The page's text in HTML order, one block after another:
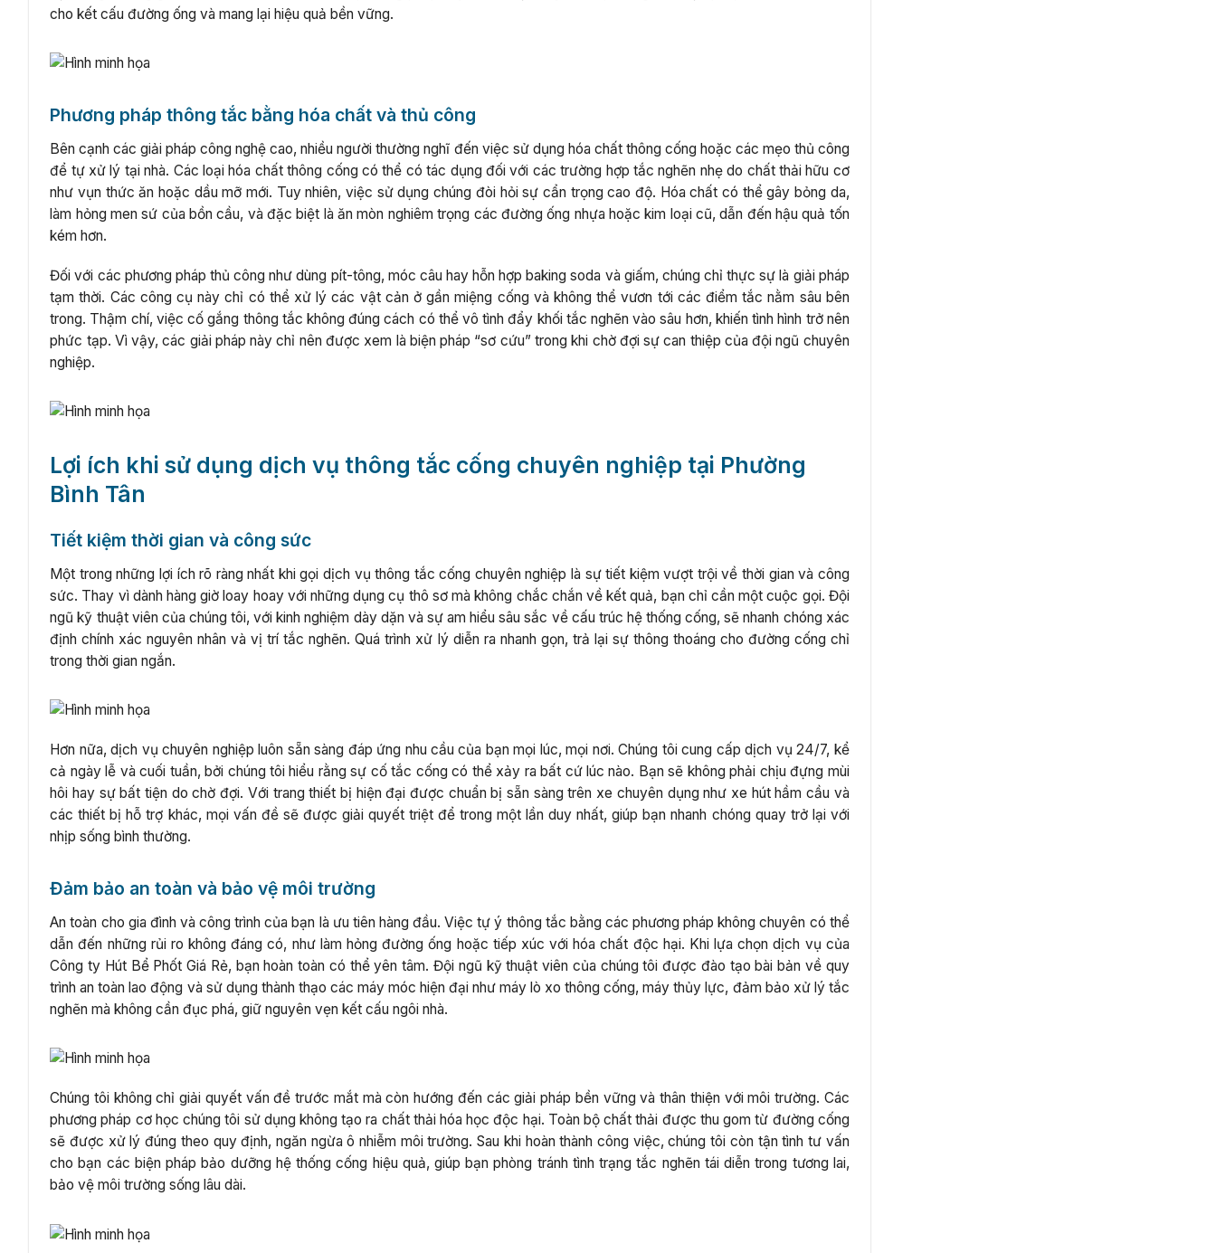
cho kết cấu đường ống và mang lại hiệu quả bền vững.
Phương pháp thông tắc bằng hóa chất và thủ công
Bên cạnh các giải pháp công nghệ cao, nhiều người thường nghĩ đến việc sử dụng hóa chất thông cống hoặc các mẹo thủ công
để tự xử lý tại nhà. Các loại hóa chất thông cống có thể có tác dụng đối với các trường hợp tắc nghẽn nhẹ do chất thải hữu cơ
như vụn thức ăn hoặc dầu mỡ mới. Tuy nhiên, việc sử dụng chúng đòi hỏi sự cẩn trọng cao độ. Hóa chất có thể gây bỏng da,
làm hỏng men sứ của bồn cầu, và đặc biệt là ăn mòn nghiêm trọng các đường ống nhựa hoặc kim loại cũ, dẫn đến hậu quả tốn
kém hơn.
Đối với các phương pháp thủ công như dùng pít-tông, móc câu hay hỗn hợp baking soda và giấm, chúng chỉ thực sự là giải pháp
tạm thời. Các công cụ này chỉ có thể xử lý các vật cản ở gần miệng cống và không thể vươn tới các điểm tắc nằm sâu bên
trong. Thậm chí, việc cố gắng thông tắc không đúng cách có thể vô tình đẩy khối tắc nghẽn vào sâu hơn, khiến tình hình trở nên
phức tạp. Vì vậy, các giải pháp này chỉ nên được xem là biện pháp “sơ cứu” trong khi chờ đợi sự can thiệp của đội ngũ chuyên
nghiệp.
Lợi ích khi sử dụng dịch vụ thông tắc cống chuyên nghiệp tại Phường
Bình Tân
Tiết kiệm thời gian và công sức
Một trong những lợi ích rõ ràng nhất khi gọi dịch vụ thông tắc cống chuyên nghiệp là sự tiết kiệm vượt trội về thời gian và công
sức. Thay vì dành hàng giờ loay hoay với những dụng cụ thô sơ mà không chắc chắn về kết quả, bạn chỉ cần một cuộc gọi. Đội
ngũ kỹ thuật viên của chúng tôi, với kinh nghiệm dày dặn và sự am hiểu sâu sắc về cấu trúc hệ thống cống, sẽ nhanh chóng xác
định chính xác nguyên nhân và vị trí tắc nghẽn. Quá trình xử lý diễn ra nhanh gọn, trả lại sự thông thoáng cho đường cống chỉ
trong thời gian ngắn.
Hơn nữa, dịch vụ chuyên nghiệp luôn sẵn sàng đáp ứng nhu cầu của bạn mọi lúc, mọi nơi. Chúng tôi cung cấp dịch vụ 24/7, kể
cả ngày lễ và cuối tuần, bởi chúng tôi hiểu rằng sự cố tắc cống có thể xảy ra bất cứ lúc nào. Bạn sẽ không phải chịu đựng mùi
hôi hay sự bất tiện do chờ đợi. Với trang thiết bị hiện đại được chuẩn bị sẵn sàng trên xe chuyên dụng như xe hút hầm cầu và
các thiết bị hỗ trợ khác, mọi vấn đề sẽ được giải quyết triệt để trong một lần duy nhất, giúp bạn nhanh chóng quay trở lại với
nhịp sống bình thường.
Đảm bảo an toàn và bảo vệ môi trường
An toàn cho gia đình và công trình của bạn là ưu tiên hàng đầu. Việc tự ý thông tắc bằng các phương pháp không chuyên có thể
dẫn đến những rủi ro không đáng có, như làm hỏng đường ống hoặc tiếp xúc với hóa chất độc hại. Khi lựa chọn dịch vụ của
Công ty Hút Bể Phốt Giá Rẻ, bạn hoàn toàn có thể yên tâm. Đội ngũ kỹ thuật viên của chúng tôi được đào tạo bài bản về quy
trình an toàn lao động và sử dụng thành thạo các máy móc hiện đại như máy lò xo thông cống, máy thủy lực, đảm bảo xử lý tắc
nghẽn mà không cần đục phá, giữ nguyên vẹn kết cấu ngôi nhà.
Chúng tôi không chỉ giải quyết vấn đề trước mắt mà còn hướng đến các giải pháp bền vững và thân thiện với môi trường. Các
phương pháp cơ học chúng tôi sử dụng không tạo ra chất thải hóa học độc hại. Toàn bộ chất thải được thu gom từ đường cống
sẽ được xử lý đúng theo quy định, ngăn ngừa ô nhiễm môi trường. Sau khi hoàn thành công việc, chúng tôi còn tận tình tư vấn
cho bạn các biện pháp bảo dưỡng hệ thống cống hiệu quả, giúp bạn phòng tránh tình trạng tắc nghẽn tái diễn trong tương lai,
bảo vệ môi trường sống lâu dài.